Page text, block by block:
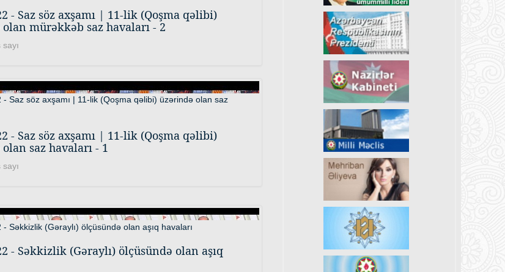
- Saz söz axşamı | 11-lik (Qoşma qəlibi)
mürəkkəb saz havaları - 2
- Saz söz axşamı | 11-lik (Qoşma qəlibi)
saz havaları - 1
- Səkkizlik (Gəraylı) ölçüsündə olan aşıq